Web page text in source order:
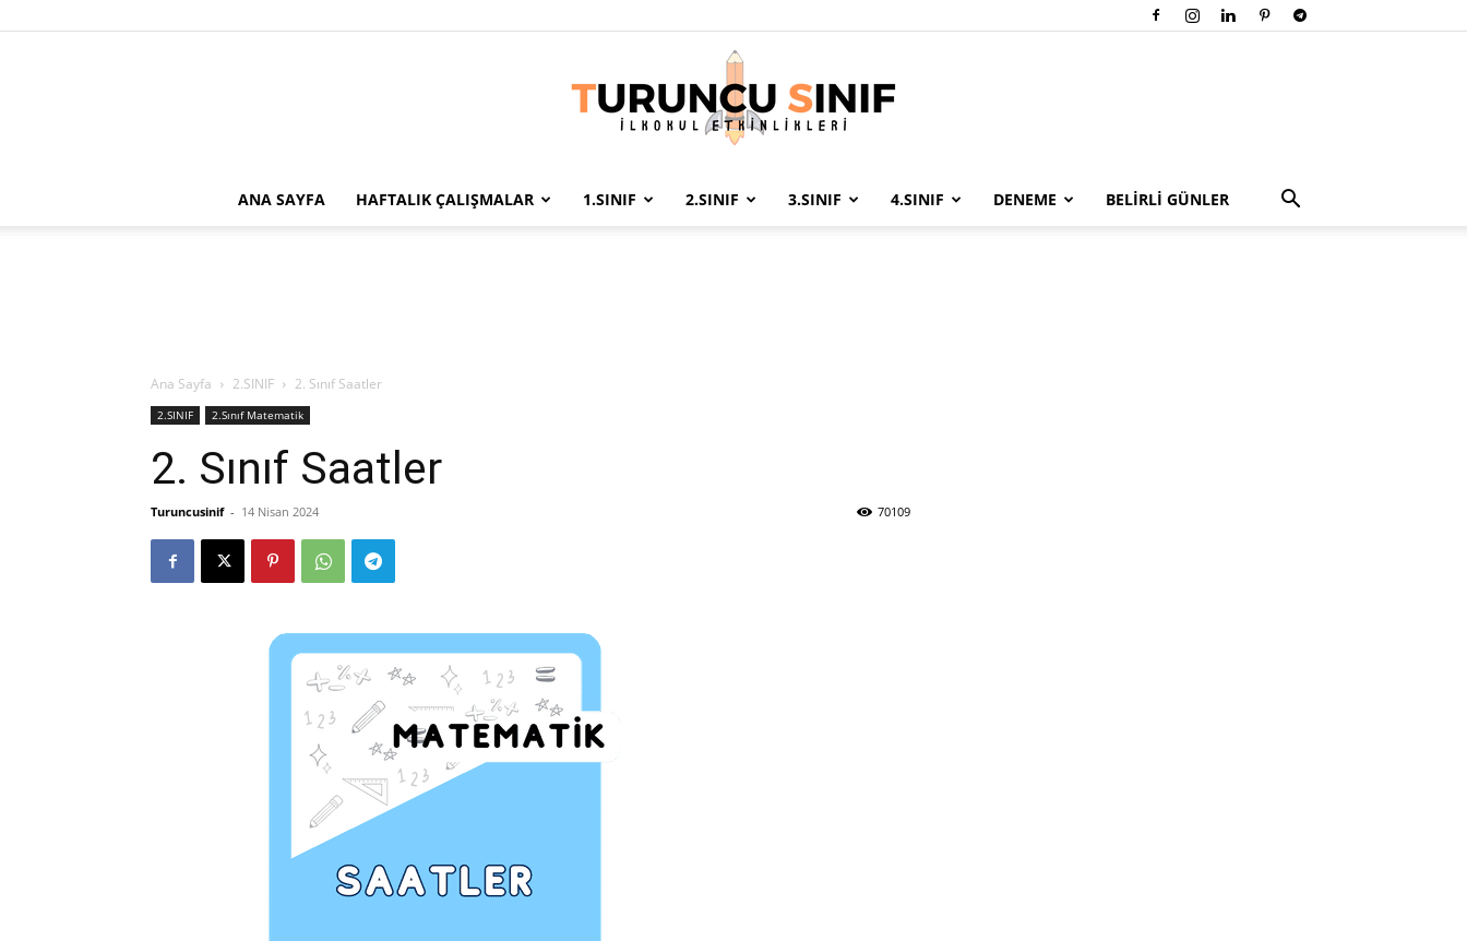
ANA SAYFA HAFTALIK ÇALIŞMALAR 1.SINIF 2.SINIF 3.SINIF 4.SINIF DENEME BELİRLİ GÜNLER
Ana Sayfa 2.SINIF 2. Sınıf Saatler
2.SINIF 2.Sınıf Matematik
2. Sınıf Saatler
Turuncusinif - 14 Nisan 2024 70109